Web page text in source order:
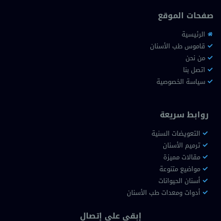
صفحات الموقع
الرئيسية
قاموس طب الأسنان
من نحن
اتصل بنا
سياسة الخصوصية
روابط سريعة
التعويضات السنية
ترميم الأسنان
مقالات مميزة
مواضيع متنوعة
أسنان الحيوانات
أدوات ومعدات طب الأسنان
إبقى على إتصال